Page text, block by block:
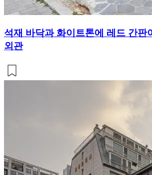
석재 바닥과 화이트톤에 레드 간판
외관